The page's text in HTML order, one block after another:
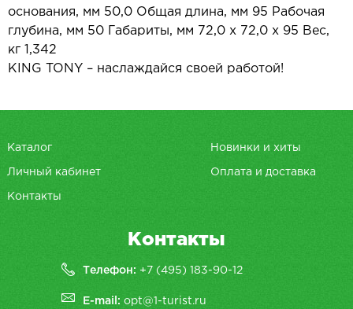
основания, мм 50,0 Общая длина, мм 95 Рабочая
глубина, мм 50 Габариты, мм 72,0 х 72,0 х 95 Вес,
кг 1,342
KING TONY – наслаждайся своей работой!
Каталог Новинки и хиты
Личный кабинет Оплата и доставка
Контакты
Контакты
Телефон: +7 (495) 183-90-12
E-mail:opt@1-turist.ru